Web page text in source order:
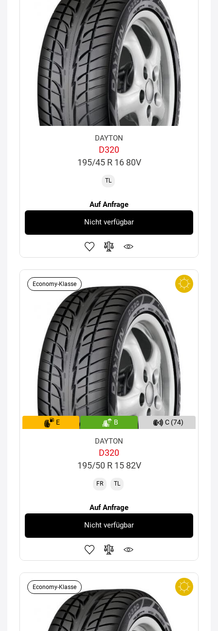
DAYTON
D320
195/45 R 16 80V
TL
Auf Anfrage
Nicht verfügbar
Economy-Klasse
E B C (74)
DAYTON
D320
195/50 R 15 82V
FR TL
Auf Anfrage
Nicht verfügbar
Economy-Klasse